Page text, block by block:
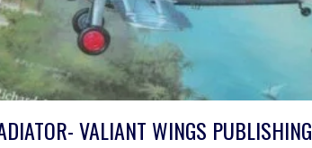
VALIANT WINGS PUBLISHING